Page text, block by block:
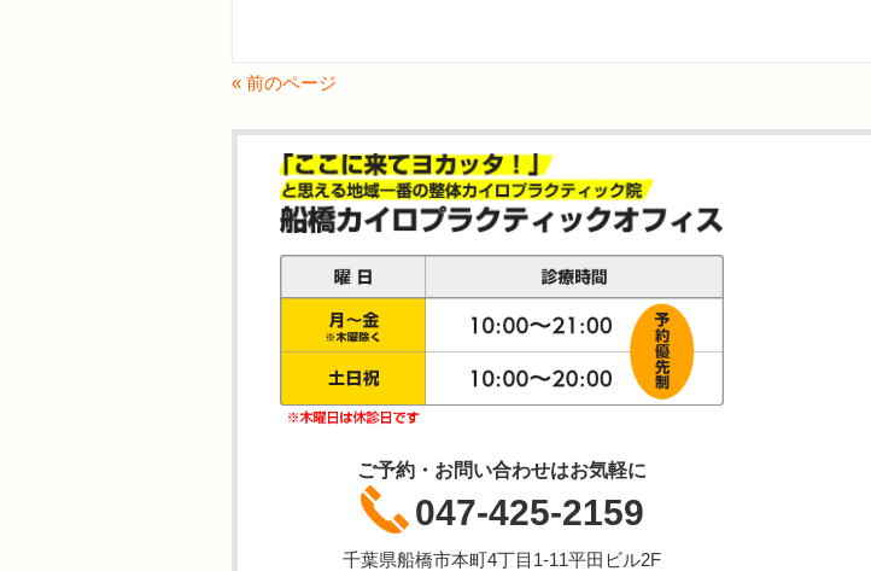
« 前のページ
ご予約・お問い合わせはお気軽に
047-425-2159
千葉県船橋市本町4丁目1-11平田ビル2F